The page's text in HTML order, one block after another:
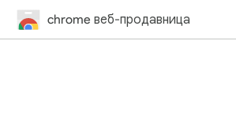
chrome веб-продавница